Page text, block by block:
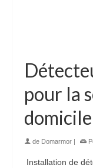
pour la
domicile
de Domarmor
Installation de